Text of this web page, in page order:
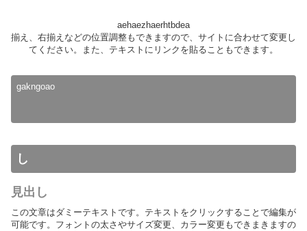
aehaezhaerhtbdea
揃え、右揃えなどの位置調整もできますので、サイトに合わせて変更し
てください。また、テキストにリンクを貼ることもできます。
gakngoao
し
見出し
この文章はダミーテキストです。テキストをクリックすることで編集が
可能です。フォントの太さやサイズ変更、カラー変更もできまきますの